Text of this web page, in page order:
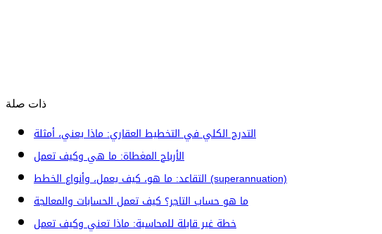
ذات صلة
التدرج الكلي في التخطيط العقاري: ماذا يعني، أمثلة
الأرباح المغطاة: ما هي وكيف تعمل
التقاعد: ما هو، كيف يعمل، وأنواع الخطط (superannuation)
ما هو حساب التاجر؟ كيف تعمل الحسابات والمعالجة
خطة غير قابلة للمحاسبة: ماذا تعني وكيف تعمل